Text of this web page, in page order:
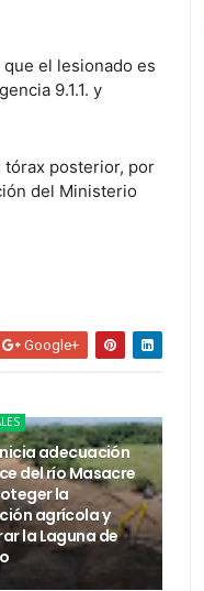
el lesionado es
9.1.1. y
tórax posterior, por
del Ministerio
Google+
adecuación
del río Masacre
la
agrícola y
la Laguna de